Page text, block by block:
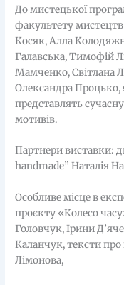
До мистецької
факультету
Косяк, Алла
Галавська, Тимофій
Мамченко, Світлана
Олександра Процько,
представлять
мотивів.
Партнери виставки:
handmade” Наталія
Особливе місце в
проєкту «Колесо
Головчук, Ірини
Каланчук, тексти
Лімонова,